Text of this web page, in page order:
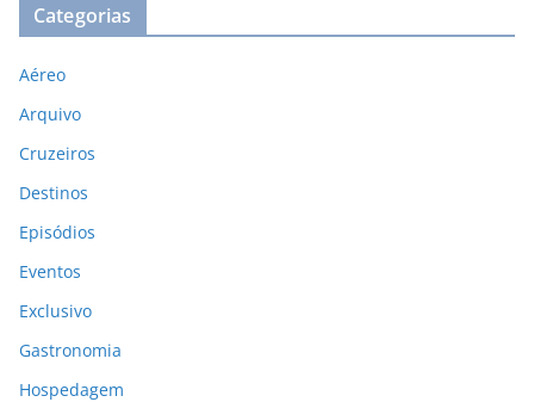
Categorias
Aéreo
Arquivo
Cruzeiros
Destinos
Episódios
Eventos
Exclusivo
Gastronomia
Hospedagem